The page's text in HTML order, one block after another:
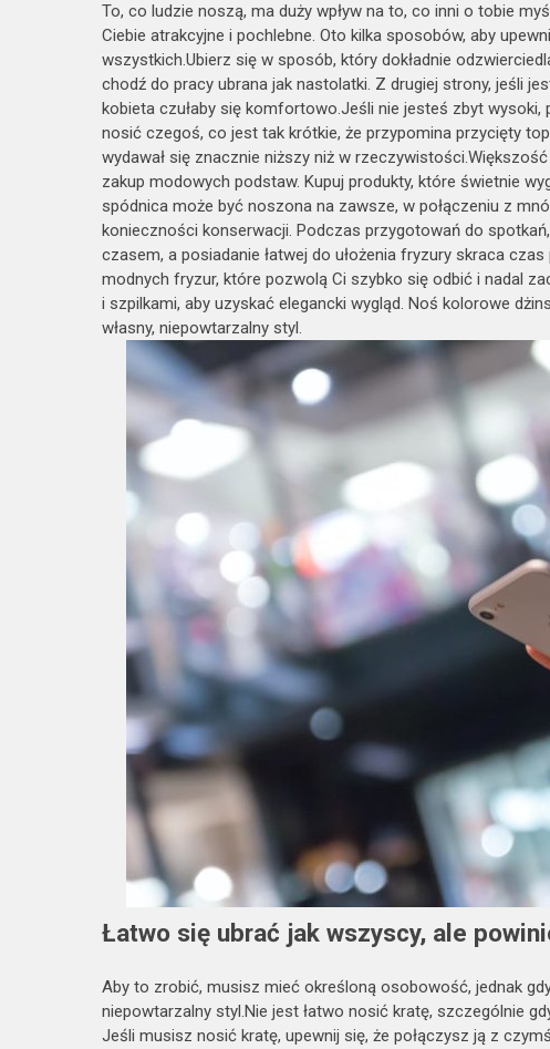
To, co ludzie noszą, ma duży wpływ na to, co inni o tobie
Ciebie atrakcyjne i pochlebne. Oto kilka sposobów, aby
wszystkich.Ubierz się w sposób, który dokładnie
chodź do pracy ubrana jak nastolatki. Z drugiej strony, jeśli
kobieta czułaby się komfortowo.Jeśli nie jesteś zbyt
nosić czegoś, co jest tak krótkie, że przypomina przycięty
wydawał się znacznie niższy niż w
zakup modowych podstaw. Kupuj produkty, które świetnie
spódnica może być noszona na zawsze, w połączeniu z
konieczności konserwacji. Podczas przygotowań do
czasem, a posiadanie łatwej do ułożenia fryzury skraca
modnych fryzur, które pozwolą Ci szybko się odbić i nadal
i szpilkami, aby uzyskać elegancki wygląd. Noś kolorowe
własny, niepowtarzalny styl.
Łatwo się ubrać jak wszyscy, ale
Aby to zrobić, musisz mieć określoną osobowość, jednak
niepowtarzalny styl.Nie jest łatwo nosić kratę, szczególnie
Jeśli musisz nosić kratę, upewnij się, że połączysz ją z